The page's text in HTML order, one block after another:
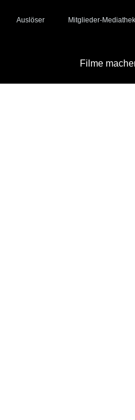
Auslöser Mitglieder-Mediathek
Filme